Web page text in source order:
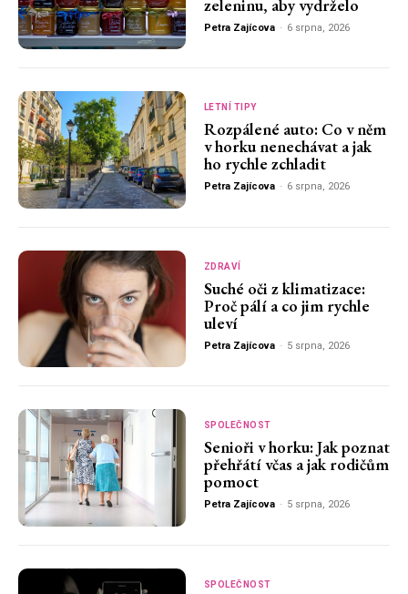
zeleninu, aby vydrželo
Petra Zajícova - 6 srpna, 2026
LETNÍ TIPY
Rozpálené auto: Co v něm
v horku nenechávat a jak
ho rychle zchladit
Petra Zajícova - 6 srpna, 2026
ZDRAVÍ
Suché oči z klimatizace:
Proč pálí a co jim rychle
uleví
Petra Zajícova - 5 srpna, 2026
SPOLEČNOST
Senioři v horku: Jak poznat
přehřátí včas a jak rodičům
pomoct
Petra Zajícova - 5 srpna, 2026
SPOLEČNOST